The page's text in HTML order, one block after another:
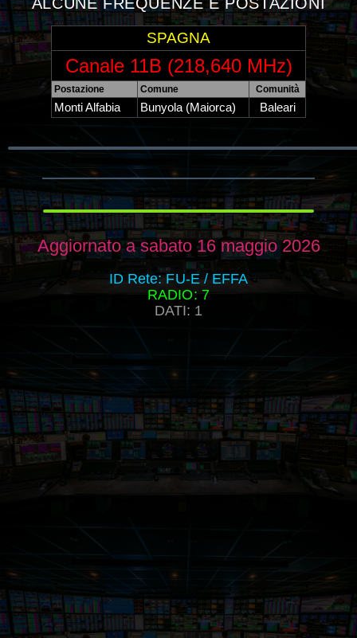
SPAGNA
Canale 11B (218,640 MHz)
Postazione Comune Comunità
Monti Alfabia Bunyola (Maiorca) Baleari
Aggiornato a sabato 16 maggio 2026
ID Rete: FU-E / EFFA
RADIO: 7
DATI: 1